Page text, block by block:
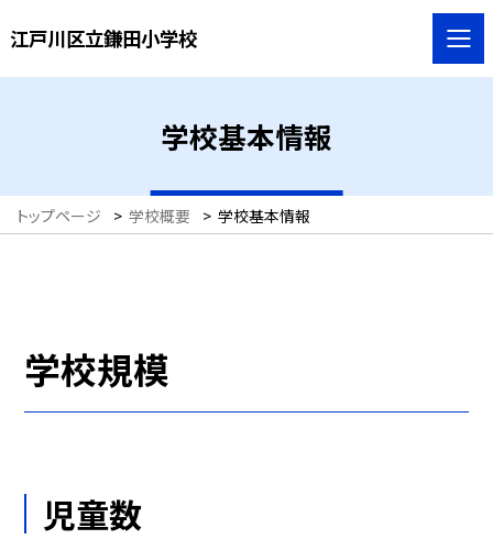
江戸川区立鎌田小学校
学校基本情報
トップページ > 学校概要 > 学校基本情報
学校規模
児童数